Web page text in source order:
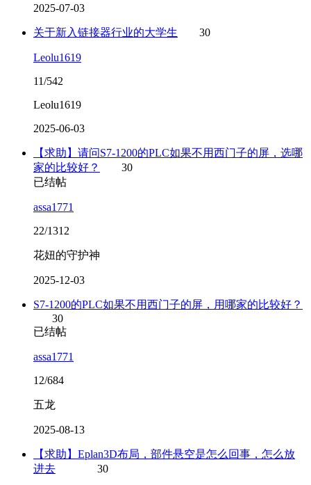
2025-07-03
关于新入链接器行业的大学生 30
Leolu1619
11/542
Leolu1619
2025-06-03
【求助】请问S7-1200的PLC如果不用西门子的屏，选哪
家的比较好？
30
已结帖
assa1771
22/1312
花妞的守护神
2025-12-03
S7-1200的PLC如果不用西门子的屏，用哪家的比较好？
30
已结帖
assa1771
12/684
五龙
2025-08-13
【求助】Eplan3D布局，部件悬空是怎么回事，怎么放
进去
30